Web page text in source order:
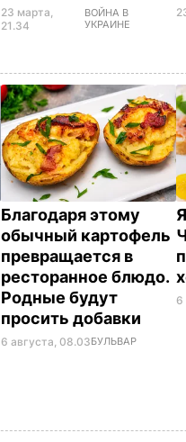
23 марта,
21.34
ВОЙНА В
УКРАИНЕ
Благодаря этому
обычный картофель
превращается в
ресторанное блюдо.
Родные будут
просить добавки
6 августа, 08.03БУЛЬВАР
6